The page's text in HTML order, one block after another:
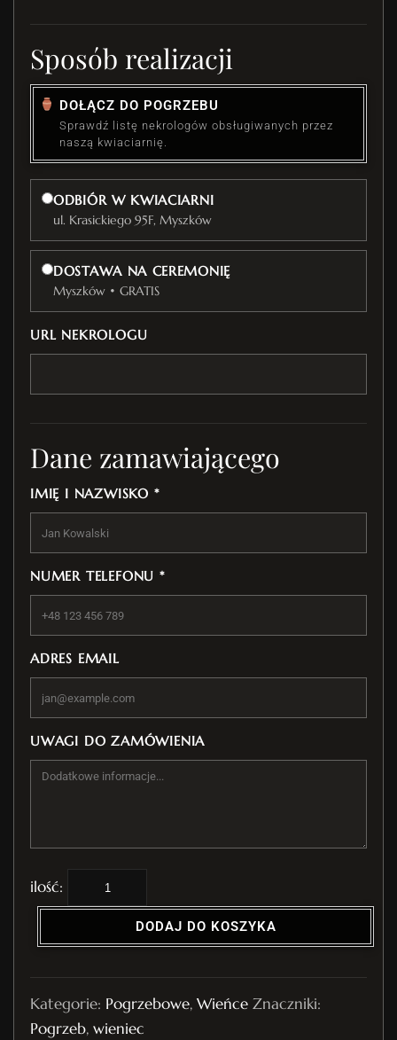
Sposób realizacji
DOŁĄCZ DO POGRZEBU
Sprawdź listę nekrologów obsługiwanych przez
naszą kwiaciarnię.
ODBIÓR W KWIACIARNI
ul. Krasickiego 95F, Myszków
DOSTAWA NA CEREMONIĘ
Myszków • GRATIS
URL NEKROLOGU
Dane zamawiającego
IMIĘ I NAZWISKO *
NUMER TELEFONU *
ADRES EMAIL
UWAGI DO ZAMÓWIENIA
l
ć
W
i
DODAJ DO KOSZYKA
Kategorie: Pogrzebowe, Wieńce Znaczniki:
Pogrzeb, wieniec